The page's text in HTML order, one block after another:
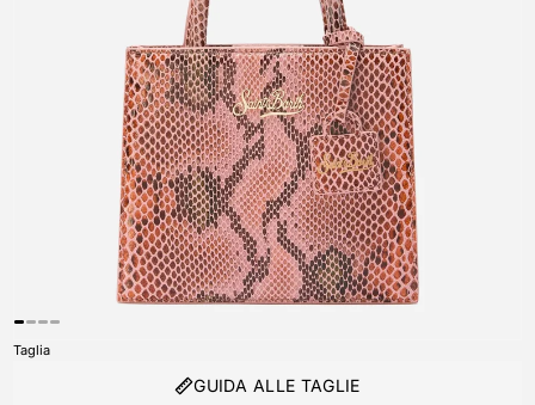
Taglia
GUIDA ALLE TAGLIE